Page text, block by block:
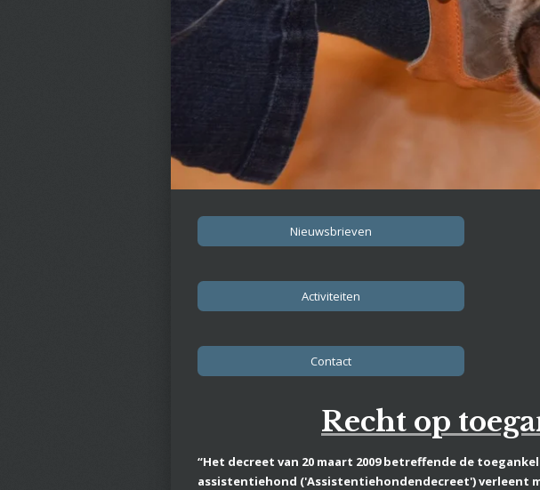
Nieuwsbrieven
Activiteiten
Contact
Recht op
“Het decreet van 20 maart 2009 betreffende de
assistentiehond ('Assistentiehondendecreet') verleent